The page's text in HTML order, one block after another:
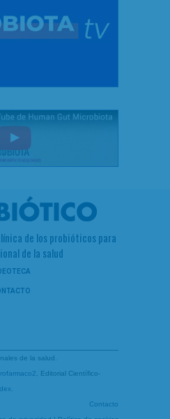
de los probióticos para
de la salud
de la salud.
, Editorial Científico-
Contacto